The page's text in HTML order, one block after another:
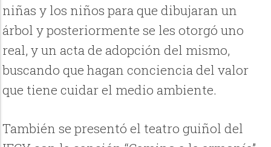
niñas y los niños para que dibujaran un
árbol y posteriormente se les otorgó uno
real, y un acta de adopción del mismo,
buscando que hagan conciencia del valor
que tiene cuidar el medio ambiente.
También se presentó el teatro guiñol del